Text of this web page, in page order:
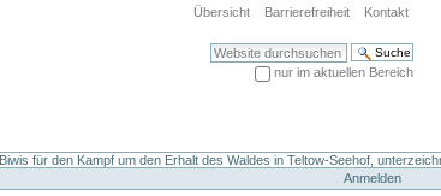
Übersicht Barrierefreiheit Kontakt
Website durchsuchen
nur im aktuellen Bereich
für den Kampf um den Erhalt des Waldes in Teltow-Seehof,
Anmelden